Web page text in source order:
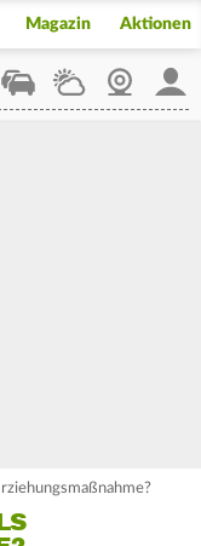
Magazin Aktionen
StaupilotWetterWebcam